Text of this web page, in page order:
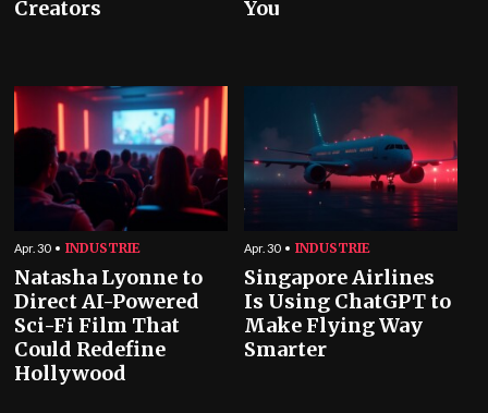
Creators
You
Apr. 30 INDUSTRIE
Natasha Lyonne to
Direct AI-Powered
Sci-Fi Film That
Could Redefine
Hollywood
Apr. 30 INDUSTRIE
Singapore Airlines
Is Using ChatGPT to
Make Flying Way
Smarter